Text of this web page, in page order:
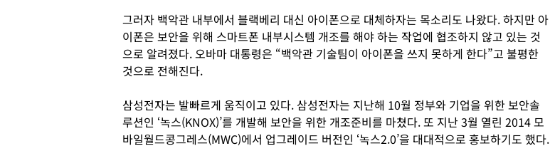
그러자 백악관 내부에서 블랙베리 대신 아이폰으로 대체하자는 목소리도 나왔다. 하지만 아
이폰은 보안을 위해 스마트폰 내부시스템 개조를 해야 하는 작업에 협조하지 않고 있는 것
으로 알려졌다. 오바마 대통령은 “백악관 기술팀이 아이폰을 쓰지 못하게 한다”고 불평한
것으로 전해진다.
삼성전자는 발빠르게 움직이고 있다. 삼성전자는 지난해 10월 정부와 기업을 위한 보안솔
루션인 ‘녹스(KNOX)’를 개발해 보안을 위한 개조준비를 마쳤다. 또 지난 3월 열린 2014 모
바일월드콩그레스(MWC)에서 업그레이드 버전인 ‘녹스2.0’을 대대적으로 홍보하기도 했다.